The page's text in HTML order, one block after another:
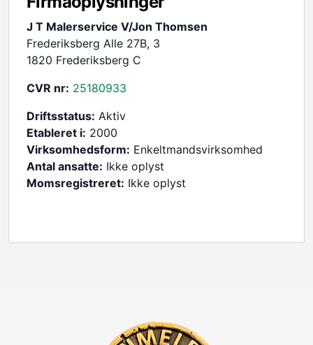
J T Malerservice V/Jon Thomsen
Frederiksberg Alle 27B, 3
1820 Frederiksberg C
CVR nr: 25180933
Driftsstatus: Aktiv
Etableret i: 2000
Virksomhedsform: Enkeltmandsvirksomhed
Antal ansatte: Ikke oplyst
Momsregistreret: Ikke oplyst